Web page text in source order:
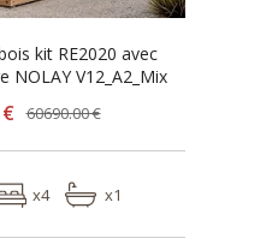
kit RE2020 avec
NOLAY V12_A2_Mix
60690.00 €
x4 x1